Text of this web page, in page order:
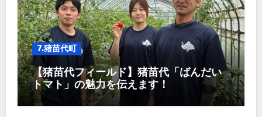
7.猪苗代町
【猪苗代フィールド】猪苗代「ばんだい
トマト」の魅力を伝えます！